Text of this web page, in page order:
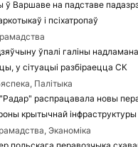
Варшаве на падставе
і псіхатропаў
ўпалі галіны
у сітуацыі разбіраецца СК
Палітыка
распрацавала новы
крытычнай
Эканоміка